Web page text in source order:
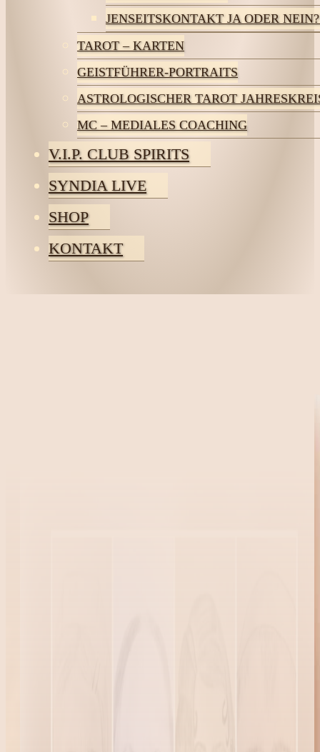
JENSEITSKONTAKT JA ODER
TAROT – KARTEN
GEISTFÜHRER-PORTRAITS
ASTROLOGISCHER TAROT
MC – MEDIALES COACHING
V.I.P. CLUB SPIRITS
SYNDIA LIVE
SHOP
KONTAKT